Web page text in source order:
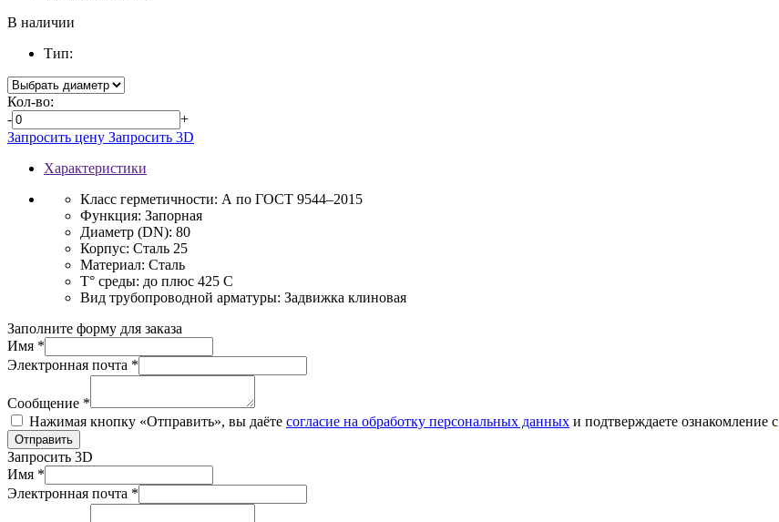
В наличии
Тип:
Кол-во:
-
+
Запросить цену Запросить 3D
Характеристики
Класс герметичности: А по ГОСТ 9544–2015
Функция: Запорная
Диаметр (DN): 80
Корпус: Сталь 25
Материал: Сталь
T° среды: до плюс 425 С
Вид трубопроводной арматуры: Задвижка клиновая
Заполните форму для заказа
Имя *
Электронная почта *
Сообщение *
Нажимая кнопку «Отправить», вы даёте согласие на обработку персональных данных и подтверждаете ознакомление с
Отправить
Запросить 3D
Имя *
Электронная почта *